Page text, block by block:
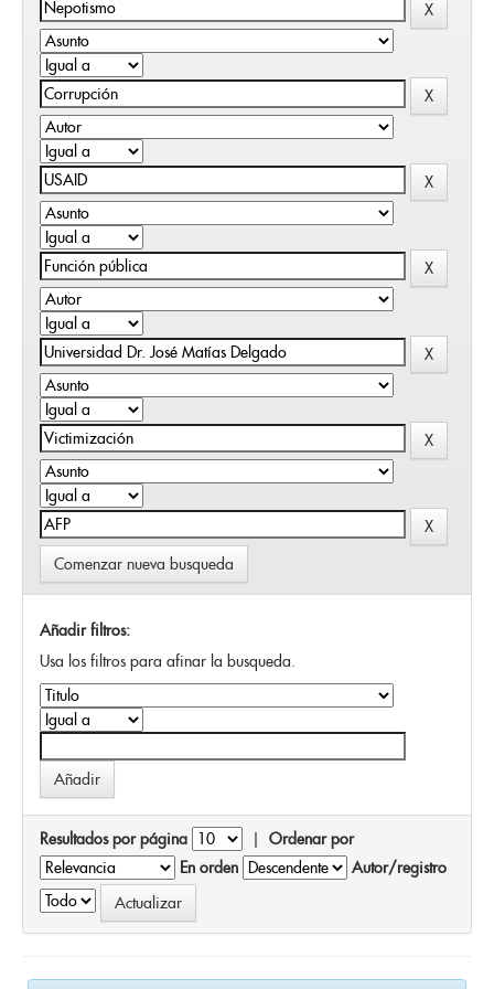
Comenzar nueva busqueda
Añadir filtros:
Usa los filtros para afinar la busqueda.
Resultados por página | Ordenar por
En orden
Autor/registro